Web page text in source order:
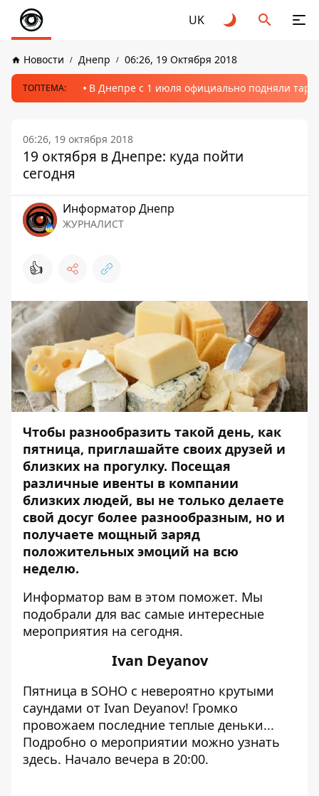
UK
Новости Днепр 06:26, 19 Октября 2018
ТОПТЕМА: В Днепре с 1 июля официально подняли
06:26, 19 октября 2018
19 октября в Днепре: куда пойти
сегодня
Информатор Днепр
ЖУРНАЛИСТ
👍
Чтобы разнообразить такой день, как
пятница, приглашайте своих друзей и
близких на прогулку. Посещая
различные ивенты в компании
близких людей, вы не только делаете
свой досуг более разнообразным, но и
получаете мощный заряд
положительных эмоций на всю
неделю.
Информатор вам в этом поможет. Мы
подобрали для вас самые интересные
мероприятия на сегодня.
Ivan Deyanov
Пятница в SOHO с невероятно крутыми
саундами от Ivan Deyanov! Громко
провожаем последние теплые деньки...
Подробно о мероприятии можно узнать
здесь. Начало вечера в 20:00.